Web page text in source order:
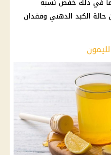
حالة الكبد الدهني وفقدان